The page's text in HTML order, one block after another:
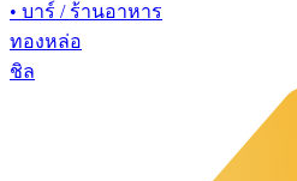
• บาร์ / ร้านอาหาร
ทองหล่อ
ชิล